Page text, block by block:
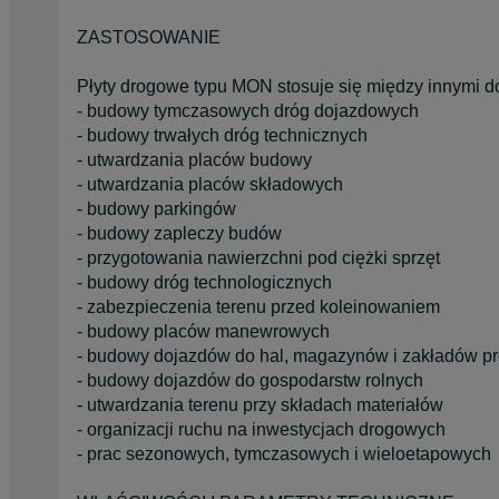
ZASTOSOWANIE
Płyty drogowe typu MON stosuje się między innymi
- budowy tymczasowych dróg dojazdowych
- budowy trwałych dróg technicznych
- utwardzania placów budowy
- utwardzania placów składowych
- budowy parkingów
- budowy zapleczy budów
- przygotowania nawierzchni pod ciężki sprzęt
- budowy dróg technologicznych
- zabezpieczenia terenu przed koleinowaniem
- budowy placów manewrowych
- budowy dojazdów do hal, magazynów i zakładów
- budowy dojazdów do gospodarstw rolnych
- utwardzania terenu przy składach materiałów
- organizacji ruchu na inwestycjach drogowych
- prac sezonowych, tymczasowych i wieloetapowych